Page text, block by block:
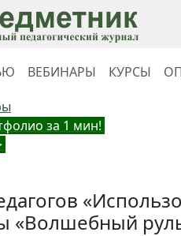
ВЕБИНАРЫ КУРСЫ
за 1 мин!
«Волшебный